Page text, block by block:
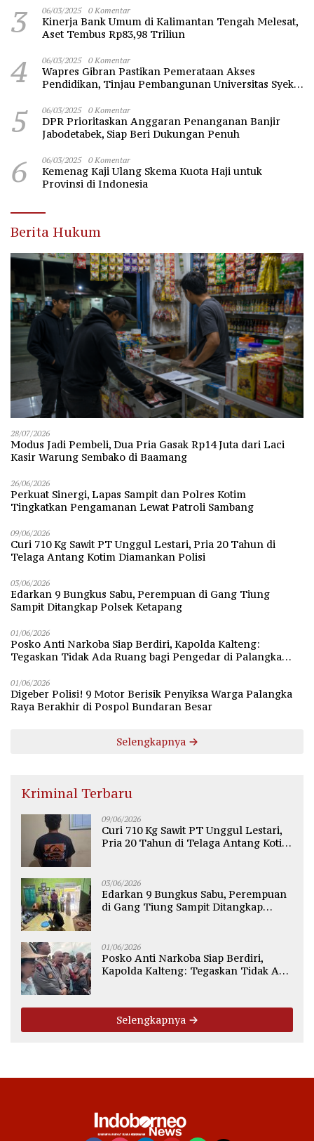
3 06/03/2025 0 Komentar
Kinerja Bank Umum di Kalimantan Tengah Melesat,
Aset Tembus Rp83,98 Triliun
4 06/03/2025 0 Komentar
Wapres Gibran Pastikan Pemerataan Akses
Pendidikan, Tinjau Pembangunan Universitas Syekh
5 06/03/2025 0 Komentar
DPR Prioritaskan Anggaran Penanganan Banjir
Jabodetabek, Siap Beri Dukungan Penuh
6 06/03/2025 0 Komentar
Kemenag Kaji Ulang Skema Kuota Haji untuk
Provinsi di Indonesia
Berita Hukum
28/07/2026
Modus Jadi Pembeli, Dua Pria Gasak Rp14 Juta dari Laci
Kasir Warung Sembako di Baamang
26/06/2026
Perkuat Sinergi, Lapas Sampit dan Polres Kotim
Tingkatkan Pengamanan Lewat Patroli Sambang
09/06/2026
Curi 710 Kg Sawit PT Unggul Lestari, Pria 20 Tahun di
Telaga Antang Kotim Diamankan Polisi
03/06/2026
Edarkan 9 Bungkus Sabu, Perempuan di Gang Tiung
Sampit Ditangkap Polsek Ketapang
01/06/2026
Posko Anti Narkoba Siap Berdiri, Kapolda Kalteng:
Tegaskan Tidak Ada Ruang bagi Pengedar di Palangka
01/06/2026
Digeber Polisi! 9 Motor Berisik Penyiksa Warga Palangka
Raya Berakhir di Pospol Bundaran Besar
Selengkapnya
Kriminal Terbaru
09/06/2026
Curi 710 Kg Sawit PT Unggul Lestari,
Pria 20 Tahun di Telaga Antang Kotim
03/06/2026
Edarkan 9 Bungkus Sabu, Perempuan
di Gang Tiung Sampit Ditangkap
01/06/2026
Posko Anti Narkoba Siap Berdiri,
Kapolda Kalteng: Tegaskan Tidak Ada
Selengkapnya